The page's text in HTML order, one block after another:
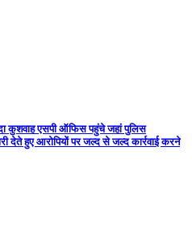
कुशवाह एसपी ऑफिस पहुंचे जहां पुलिस
देते हुए आरोपियों पर जल्द से जल्द कार्रवाई करने